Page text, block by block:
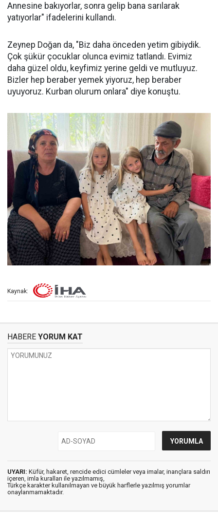
Annesine bakıyorlar, sonra gelip bana sarılarak
yatıyorlar" ifadelerini kullandı.
Zeynep Doğan da, "Biz daha önceden yetim gibiydik.
Çok şükür çocuklar olunca evimiz tatlandı. Evimiz
daha güzel oldu, keyfimiz yerine geldi ve mutluyuz.
Bizler hep beraber yemek yiyoruz, hep beraber
uyuyoruz. Kurban olurum onlara" diye konuştu.
Kaynak:
HABERE YORUM KAT
UYARI: Küfür, hakaret, rencide edici cümleler veya imalar, inançlara saldırı
içeren, imla kuralları ile yazılmamış,
Türkçe karakter kullanılmayan ve büyük harflerle yazılmış yorumlar
onaylanmamaktadır.